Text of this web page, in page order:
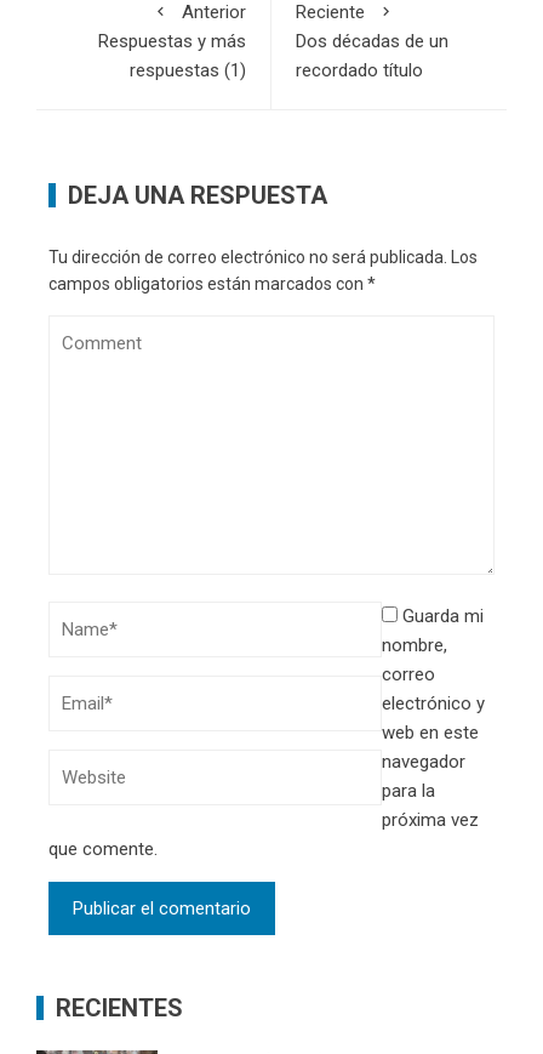
Anterior
Respuestas y más
respuestas (1)
Reciente
Dos décadas de un
recordado título
DEJA UNA RESPUESTA
Tu dirección de correo electrónico no será publicada. Los
campos obligatorios están marcados con *
Guarda mi
nombre,
correo
electrónico y
web en este
navegador
para la
próxima vez
que comente.
RECIENTES